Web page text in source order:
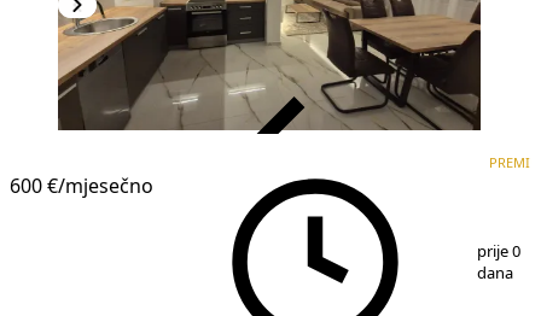
600 €/mjesečno
prije 0
dana